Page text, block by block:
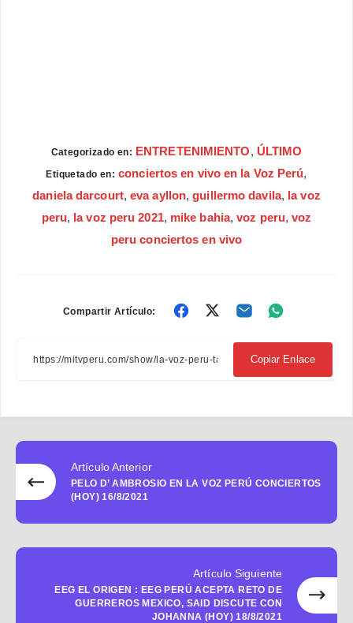
Categorizado en: ENTRETENIMIENTO, ÚLTIMO
Etiquetado en: conciertos en vivo en la Voz Perú,
daniela darcourt,eva ayllon,guillermo davila, la voz
peru, la voz peru 2021, mike bahia,voz peru,voz
peru conciertos en vivo
Compartir Artículo:
Compartir
Facebook
Compartir
Twitter
Compartir
Email Whatsapp
Copiar Enlace
Artículo Anterior
PELO D’ AMBROSIO EN LA VOZ PERÚ CONCIERTOS
(HOY) 16/8/2021
Artículo Siguiente
EEG EL ORIGEN : EEG PERÚ ACEPTA RETO DE
GUERREROS MEXICO, SAID DISCUTE CON
JOHANNA (HOY) 18/8/2021